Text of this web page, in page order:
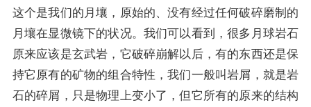
这个是我们的月壤，原始的、没有经过任何破碎磨制的
月壤在显微镜下的状况。我们可以看到，很多月球岩石
原来应该是玄武岩，它破碎崩解以后，有的东西还是保
持它原有的矿物的组合特性，我们一般叫岩屑，就是岩
石的碎屑，只是物理上变小了，但它所有的原来的结构